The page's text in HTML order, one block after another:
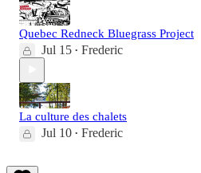
Quebec Redneck Bluegrass Project
Jul 15 • Frederic
La culture des chalets
Jul 10 • Frederic